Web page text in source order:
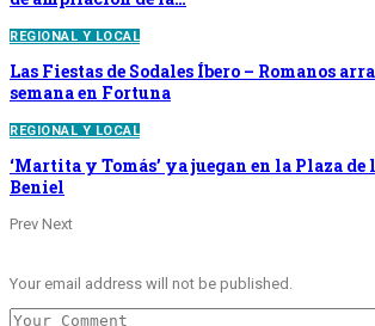
REGIONAL Y LOCAL
Las Fiestas de Sodales Íbero – Romanos
semana en Fortuna
REGIONAL Y LOCAL
‘Martita y Tomás’ ya juegan en la Plaza
Beniel
Prev Next
Your email address will not be published.